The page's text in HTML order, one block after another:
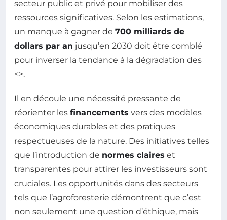
secteur public et privé pour mobiliser des
ressources significatives. Selon les estimations,
un manque à gagner de 700 milliards de
dollars par an jusqu’en 2030 doit être comblé
pour inverser la tendance à la dégradation des
<>.
Il en découle une nécessité pressante de
réorienter les financements vers des modèles
économiques durables et des pratiques
respectueuses de la nature. Des initiatives telles
que l’introduction de normes claires et
transparentes pour attirer les investisseurs sont
cruciales. Les opportunités dans des secteurs
tels que l’agroforesterie démontrent que c’est
non seulement une question d’éthique, mais